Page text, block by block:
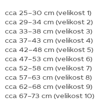
cca 25–30 cm (velikost 1)
cca 29–34 cm (velikost 2)
cca 33–38 cm (velikost 3)
cca 37–43 cm (velikost 4)
cca 42–48 cm (velikost 5)
cca 47–53 cm (velikost 6)
cca 52–58 cm (velikost 7)
cca 57–63 cm (velikost 8)
cca 62–68 cm (velikost 9)
cca 67–73 cm (velikost 10)